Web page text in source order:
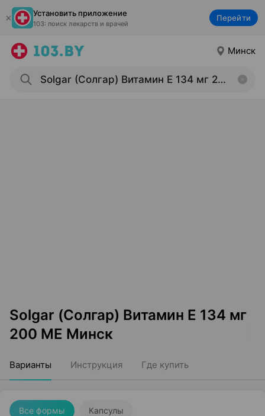
Установить приложение
103: поиск лекарств и врачей
Перейти
Минск
Solgar (Солгар) Витамин Е 134 мг
200 МЕ Минск
Варианты Инструкция Где купить
Все формы Капсулы